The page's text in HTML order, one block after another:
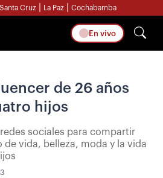
Santa Cruz La Paz Cochabamba
En vivo
de 26 años
hijos
sociales para compartir
vida, belleza, moda y la vida